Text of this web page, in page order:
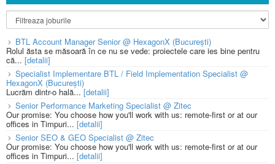
BTL Account Manager Senior @ HexagonX (București)
Rolul ăsta se măsoară în ce nu se vede: proiectele care ies bine pentru
că... [detalii]
Specialist Implementare BTL / Field Implementation Specialist @
HexagonX (București)
Lucrăm dintr-o hală...[detalii]
Senior Performance Marketing Specialist @ Zitec
Our promise: You choose how you'll work with us: remote-first or at our
offices in Timpuri... [detalii]
Senior SEO & GEO Specialist @ Zitec
Our promise: You choose how you'll work with us: remote-first or at our
offices in Timpuri... [detalii]